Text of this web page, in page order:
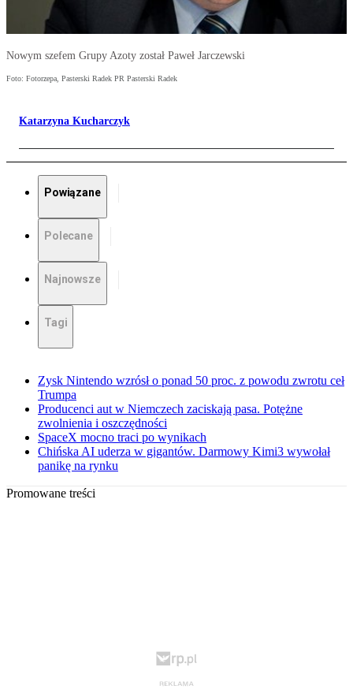
Nowym szefem Grupy Azoty został Paweł Jarczewski
Foto: Fotorzepa, Pasterski Radek PR Pasterski Radek
Katarzyna Kucharczyk
Powiązane
Polecane
Najnowsze
Tagi
Zysk Nintendo wzrósł o ponad 50 proc. z powodu zwrotu ceł
Trumpa
Producenci aut w Niemczech zaciskają pasa. Potężne
zwolnienia i oszczędności
SpaceX mocno traci po wynikach
Chińska AI uderza w gigantów. Darmowy Kimi3 wywołał
panikę na rynku
Promowane treści